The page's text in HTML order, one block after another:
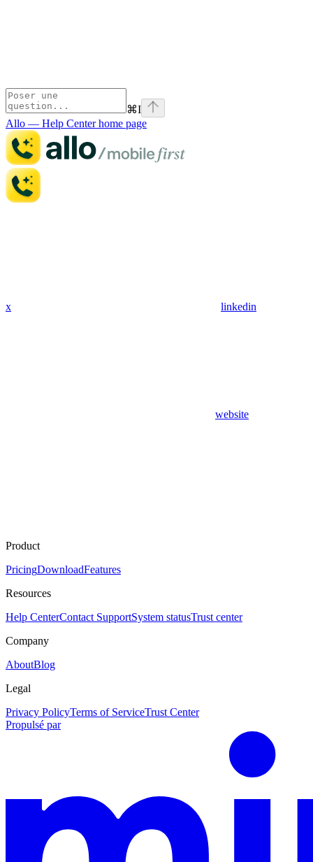
⌘I
Allo — Help Centerhome page
x linkedin
website
Product
PricingDownloadFeatures
Resources
Help CenterContact SupportSystem statusTrust center
Company
AboutBlog
Legal
Privacy PolicyTerms of ServiceTrust Center
Propulsé par